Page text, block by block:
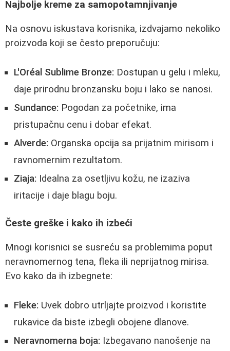
Najbolje kreme za samopotamnjivanje
Na osnovu iskustava korisnika, izdvajamo nekoliko
proizvoda koji se često preporučuju:
L'Oréal Sublime Bronze: Dostupan u gelu i mleku,
daje prirodnu bronzansku boju i lako se nanosi.
Sundance: Pogodan za početnike, ima
pristupačnu cenu i dobar efekat.
Alverde: Organska opcija sa prijatnim mirisom i
ravnomernim rezultatom.
Ziaja: Idealna za osetljivu kožu, ne izaziva
iritacije i daje blagu boju.
Česte greške i kako ih izbeći
Mnogi korisnici se susreću sa problemima poput
neravnomernog tena, fleka ili neprijatnog mirisa.
Evo kako da ih izbegnete:
Fleke: Uvek dobro utrljajte proizvod i koristite
rukavice da biste izbegli obojene dlanove.
Neravnomerna boja: Izbegavano nanošenje na